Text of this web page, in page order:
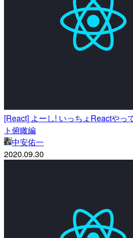
[React] よーし! いっちょReactやっ
ト俯瞰編
中安佑一
2020.09.30